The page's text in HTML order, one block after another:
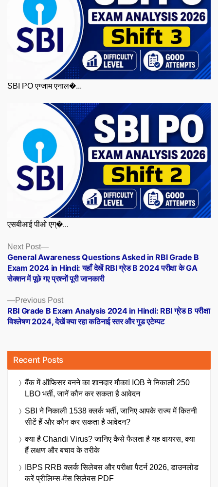
SBI PO एग्जाम एनाल�...
एसबीआई पीओ एग्�...
Posts
navigation
Previous PostPrevious
post:
RBI Grade B Exam Analysis 2024 in Hindi: RBI ग्रेड B परीक्षा
विश्लेषण 2024, देखें क्या रहा कठिनाई स्तर और गुड एटेम्पट
Next Post
Next
post:
General Awareness Questions Asked in RBI Grade B
Exam 2024 in Hindi: यहाँ देखें RBI ग्रेड B 2024 परीक्षा के GA
सेक्शन में पूछे गए प्रश्नों पूरी जानकारी
Recent Posts
बैंक में ऑफिसर बनने का शानदार मौका! IOB ने निकाली 250
LBO भर्ती, जानें कौन कर सकता है आवेदन
SBI ने निकाली 1538 क्लर्क भर्ती, जानिए आपके राज्य में कितनी
सीटें हैं और कौन कर सकता है आवेदन?
क्या है Chandi Virus? जानिए कैसे फैलता है यह वायरस, क्या
हैं लक्षण और बचाव के तरीके
IBPS RRB क्लर्क सिलेबस और परीक्षा पैटर्न 2026, डाउनलोड
करें प्रीलिम्स-मेंस सिलेबस PDF